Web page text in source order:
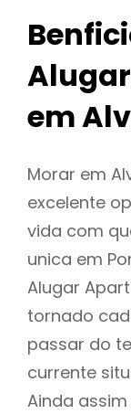
em
Morar em
excelente
vida com
unica em
Alugar
tornado
passar do
currente
Ainda